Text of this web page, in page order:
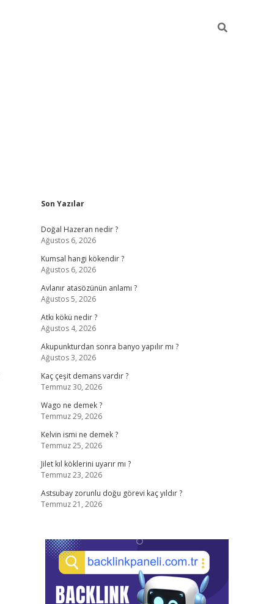
Sidebar
Son Yazılar
Doğal Hazeran nedir ?
Ağustos 6, 2026
Kumsal hangi kökendir ?
Ağustos 6, 2026
Avlanır atasözünün anlamı ?
Ağustos 5, 2026
Atkı kökü nedir ?
Ağustos 4, 2026
Akupunkturdan sonra banyo yapılır mı ?
Ağustos 3, 2026
Kaç çeşit demans vardır ?
Temmuz 30, 2026
Wago ne demek ?
Temmuz 29, 2026
Kelvin ismi ne demek ?
Temmuz 25, 2026
Jilet kıl köklerini uyarır mı ?
Temmuz 23, 2026
Astsubay zorunlu doğu görevi kaç yıldır ?
Temmuz 21, 2026
ilbet giriş